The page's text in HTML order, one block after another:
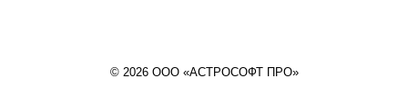
© 2026 ООО «АСТРОСОФТ ПРО»